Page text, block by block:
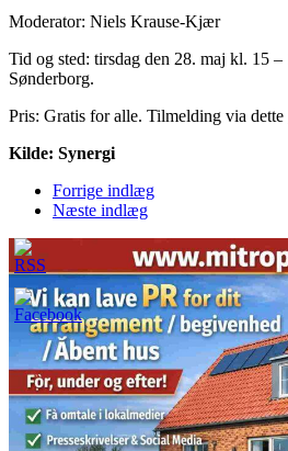
Moderator: Niels Krause-Kjær
Tid og sted: tirsdag den 28. maj kl. 15
Sønderborg.
Pris: Gratis for alle. Tilmelding via dette
Kilde: Synergi
Forrige indlæg
Næste indlæg